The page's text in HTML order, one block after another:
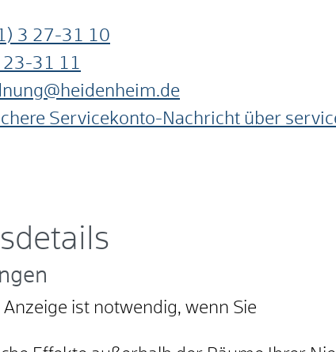
3 27-31 10
23-31 11
Servicekonto-Nachricht über
Anzeige ist notwendig, wenn Sie